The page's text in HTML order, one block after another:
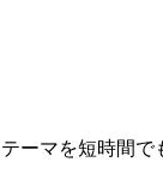
ーマを短時間で